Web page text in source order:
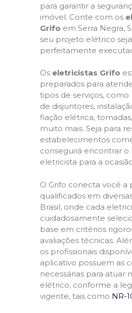
para garantir a
imóvel. Conte com os
Grifo em Serra Negra,
seu projeto elétrico seja
perfeitamente
Os eletricistas Grifo
preparados para
tipos de serviços,
de disjuntores,
fiação elétrica,
muito mais. Seja para
estabelecimentos
conseguirá encontrar
eletricista para a
O Grifo conecta você a
qualificados em
Brasil, onde cada
cuidadosamente
base em critérios
avaliações técnicas.
os profissionais
aplicativo possuem as
necessárias para atuar
elétrico, conforme a
vigente, tais como NR-